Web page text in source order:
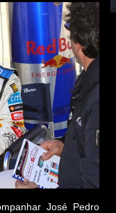
José Pedro